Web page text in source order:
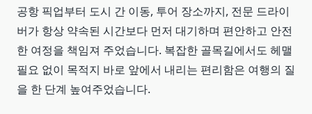
공항 픽업부터 도시 간 이동, 투어 장소까지, 전문 드라이
버가 항상 약속된 시간보다 먼저 대기하며 편안하고 안전
한 여정을 책임져 주었습니다. 복잡한 골목길에서도 헤맬
필요 없이 목적지 바로 앞에서 내리는 편리함은 여행의 질
을 한 단계 높여주었습니다.